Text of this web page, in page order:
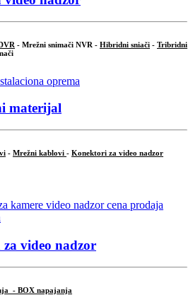
- Mrežni snimači NVR - Hibridni sniači - Tribridni
materijal
- Mrežni kablovi - Konektori za video nadzor
video nadzor
- BOX napajanja